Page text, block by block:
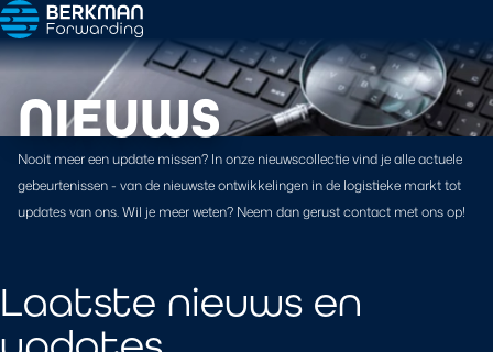
NIEUWS
Nooit meer een update missen? In onze nieuwscollectie vind je alle actuele
gebeurtenissen - van de nieuwste ontwikkelingen in de logistieke markt tot
updates van ons. Wil je meer weten? Neem dan gerust contact met ons op!
Laatste nieuws en